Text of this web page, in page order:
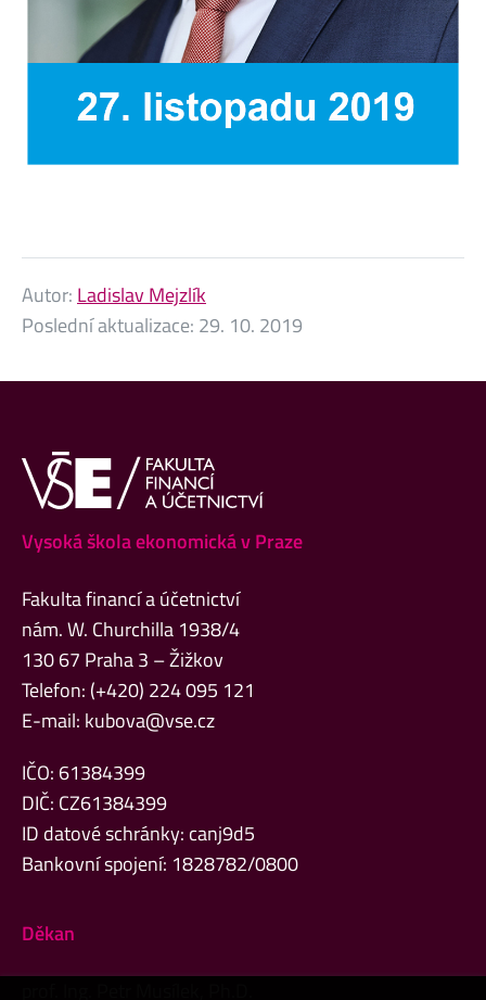
Autor: Ladislav Mejzlík
Poslední aktualizace: 29. 10. 2019
Vysoká škola ekonomická v Praze
Fakulta financí a účetnictví
nám. W. Churchilla 1938/4
130 67 Praha 3 – Žižkov
Telefon: (+420) 224 095 121
E-mail: kubova@vse.cz
IČO: 61384399
DIČ: CZ61384399
ID datové schránky: canj9d5
Bankovní spojení: 1828782/0800
Děkan